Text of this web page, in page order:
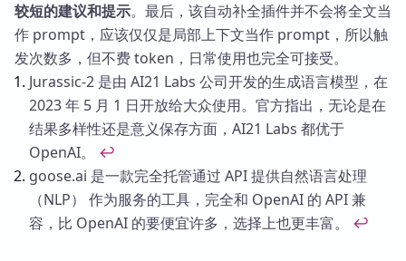
较短的建议和提示。最后，该自动补全插件并不会将全文当
作 prompt，应该仅仅是局部上下文当作 prompt，所以触
发次数多，但不费 token，日常使用也完全可接受。
Footnotes
Jurassic-2 是由 AI21 Labs 公司开发的生成语言模型，在
2023 年 5 月 1 日开放给大众使用。官方指出，无论是在
结果多样性还是意义保存方面，AI21 Labs 都优于
OpenAI。 ↩
goose.ai 是一款完全托管通过 API 提供自然语言处理
（NLP） 作为服务的工具，完全和 OpenAI 的 API 兼
容，比 OpenAI 的要便宜许多，选择上也更丰富。 ↩